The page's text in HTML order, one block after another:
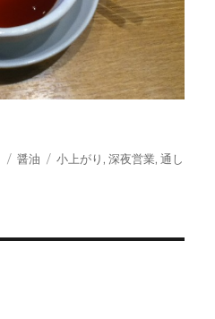
カ
醤油
タ
小上がり ,深夜営業,通し